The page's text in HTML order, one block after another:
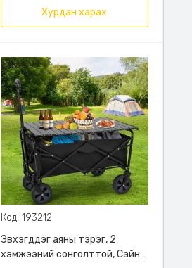
Хурдан харах
Код: 193212
Эвхэгддэг аяны тэрэг, 2
хэмжээний сонголттой, Сайн